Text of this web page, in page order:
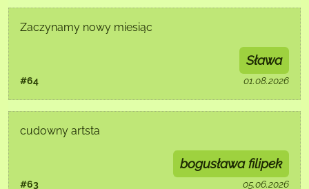
Zaczynamy nowy miesiąc
#64
Sława
01.08.2026
cudowny artsta
#63
bogusława filipek
05.06.2026